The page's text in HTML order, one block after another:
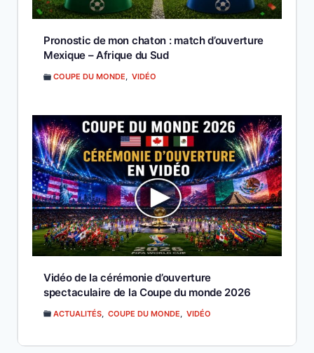
Pronostic de mon chaton : match d’ouverture
Mexique – Afrique du Sud
COUPE DU MONDE, VIDÉO
Vidéo de la cérémonie d’ouverture
spectaculaire de la Coupe du monde 2026
ACTUALITÉS COUPE DU MONDE VIDÉO